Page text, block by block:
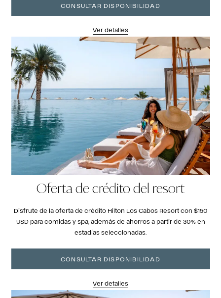
CONSULTAR DISPONIBILIDAD
Ver detalles
Oferta de crédito del resort
Disfrute de la oferta de crédito Hilton Los Cabos Resort con $150
USD para comidas y spa, además de ahorros a partir de 30% en
estadías seleccionadas.
CONSULTAR DISPONIBILIDAD
Ver detalles